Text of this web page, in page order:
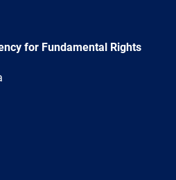
for Fundamental Rights